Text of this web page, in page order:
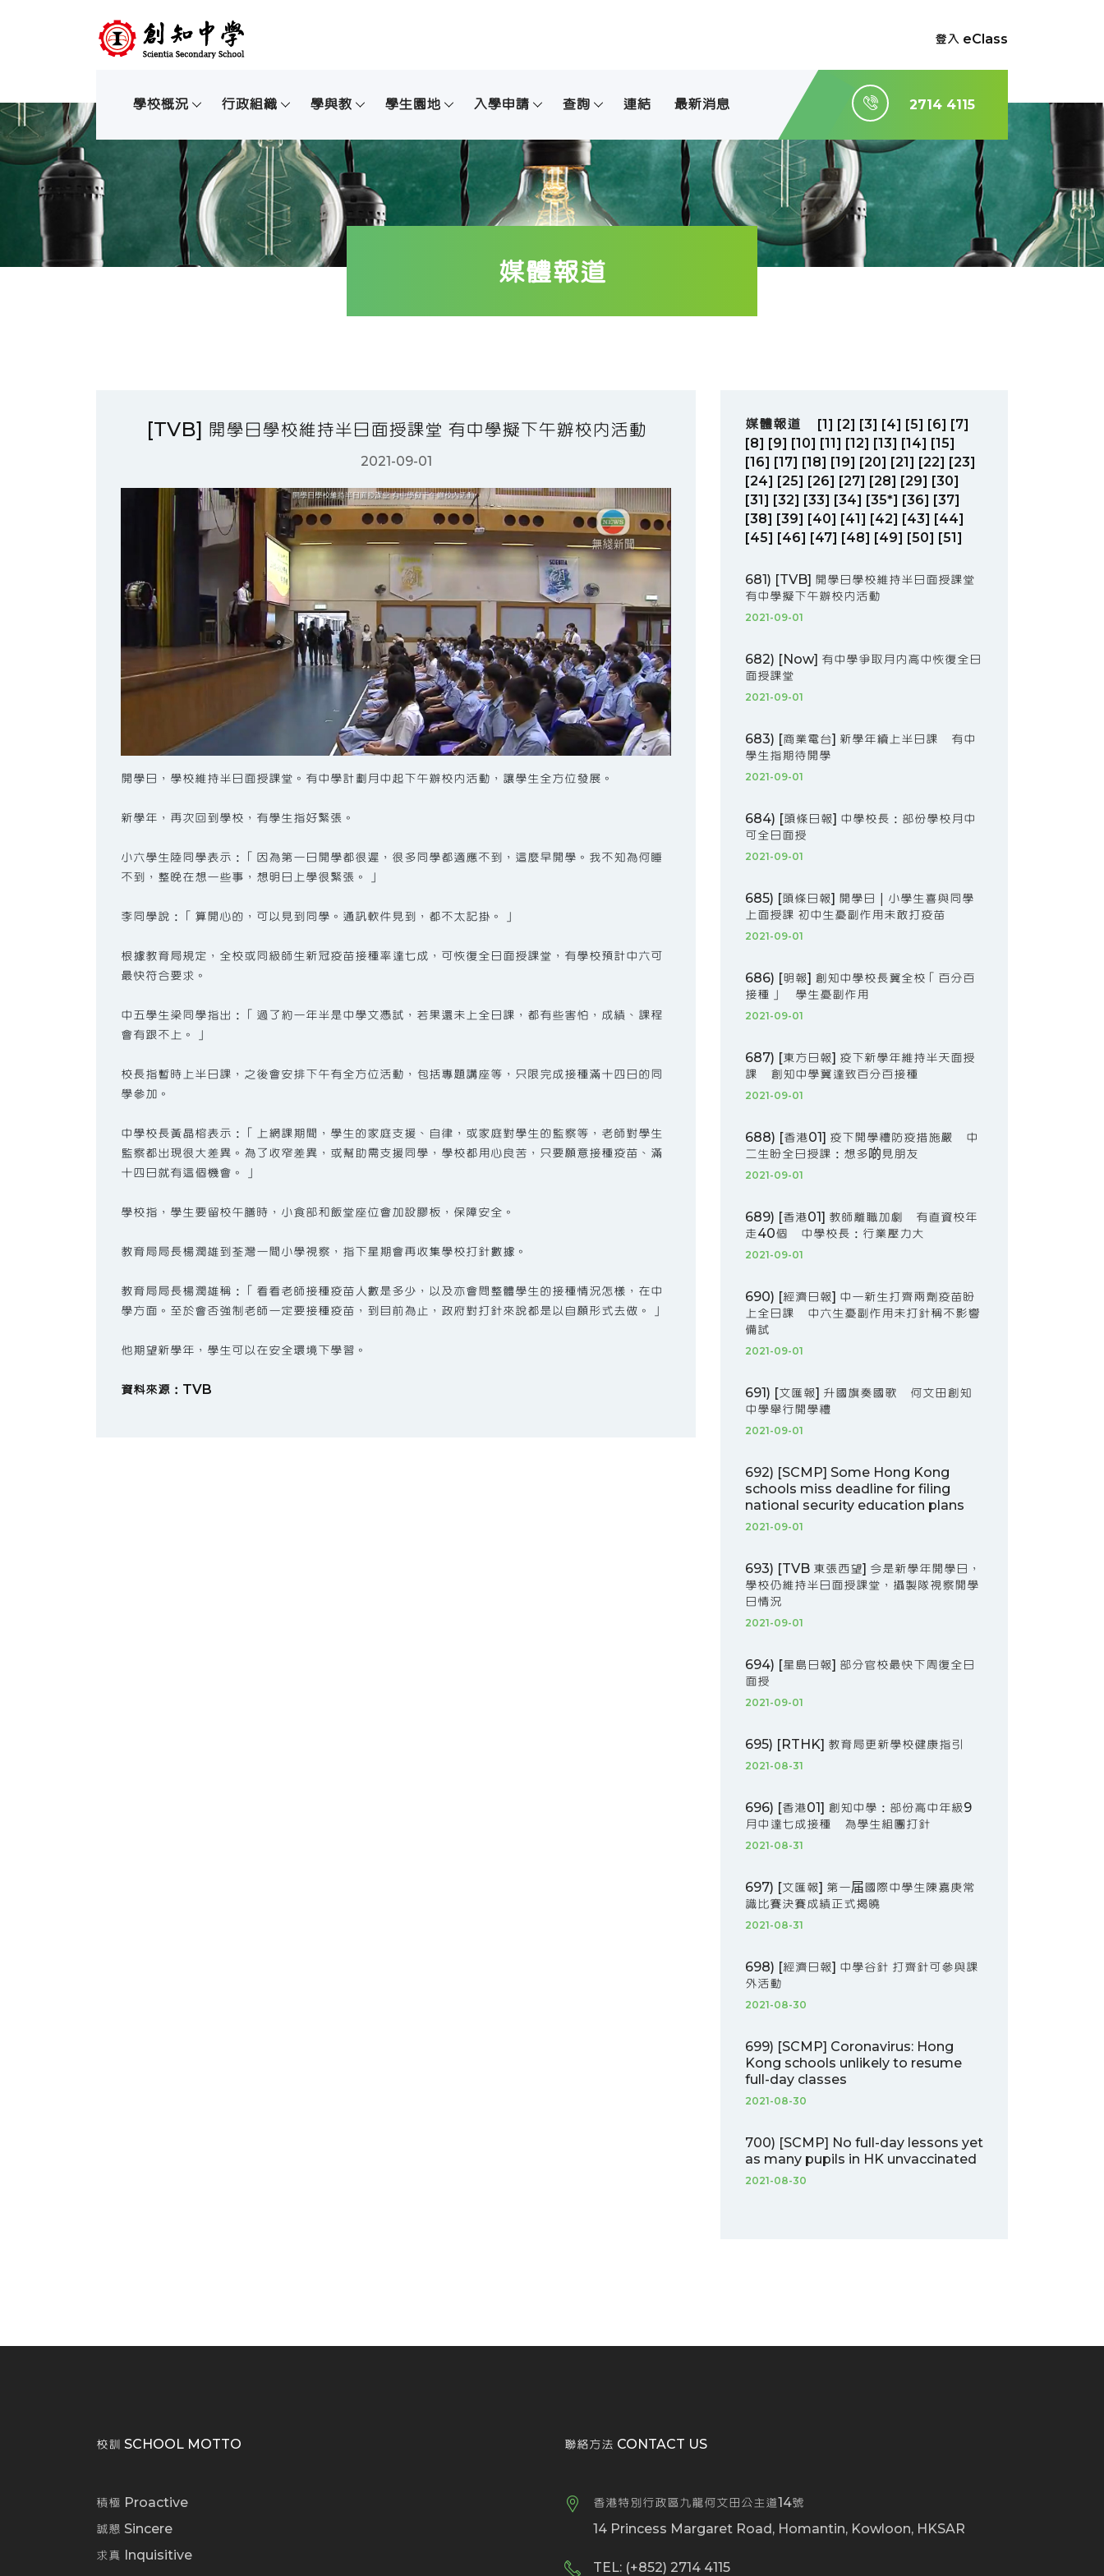
登入 eClass
學校概況 行政組織 學與教 學生園地 入學申請 查詢 連結 最新消息 2714 4115
媒體報道
[TVB] 開學日學校維持半日面授課堂 有中學擬下午辦校內活動
2021-09-01
開學日，學校維持半日面授課堂。有中學計劃月中起下午辦校內活動，讓學生全方位發展。
新學年，再次回到學校，有學生指好緊張。
小六學生陸同學表示：「因為第一日開學都很遲，很多同學都適應不到，這麼早開學。我不知為何睡
不到，整晚在想一些事，想明日上學很緊張。」
李同學說：「算開心的，可以見到同學。通訊軟件見到，都不太記掛。」
根據教育局規定，全校或同級師生新冠疫苗接種率達七成，可恢復全日面授課堂，有學校預計中六可
最快符合要求。
中五學生梁同學指出：「過了約一年半是中學文憑試，若果還未上全日課，都有些害怕，成績、課程
會有跟不上。」
校長指暫時上半日課，之後會安排下午有全方位活動，包括專題講座等，只限完成接種滿十四日的同
學參加。
中學校長黃晶榕表示：「上網課期間，學生的家庭支援、自律，或家庭對學生的監察等，老師對學生
監察都出現很大差異。為了收窄差異，或幫助需支援同學，學校都用心良苦，只要願意接種疫苗、滿
十四日就有這個機會。」
學校指，學生要留校午膳時，小食部和飯堂座位會加設膠板，保障安全。
教育局局長楊潤雄到荃灣一間小學視察，指下星期會再收集學校打針數據。
教育局局長楊潤雄稱：「看看老師接種疫苗人數是多少，以及亦會問整體學生的接種情況怎樣，在中
學方面。至於會否強制老師一定要接種疫苗，到目前為止，政府對打針來說都是以自願形式去做。」
他期望新學年，學生可以在安全環境下學習。
資料來源：TVB
媒體報道 [1] [2] [3] [4] [5] [6] [7]
[8] [9] [10] [11] [12] [13] [14] [15]
[16] [17] [18] [19] [20] [21] [22] [23]
[24] [25] [26] [27] [28] [29] [30]
[31] [32] [33] [34] [35*] [36] [37]
[38] [39] [40] [41] [42] [43] [44]
[45] [46] [47] [48] [49] [50] [51]
681) [TVB] 開學日學校維持半日面授課堂
有中學擬下午辦校內活動
2021-09-01
682) [Now] 有中學爭取月內高中恢復全日
面授課堂
2021-09-01
683) [商業電台] 新學年續上半日課 有中
學生指期待開學
2021-09-01
684) [頭條日報] 中學校長：部份學校月中
可全日面授
2021-09-01
685) [頭條日報] 開學日｜小學生喜與同學
上面授課 初中生憂副作用未敢打疫苗
2021-09-01
686) [明報] 創知中學校長冀全校「百分百
接種」 學生憂副作用
2021-09-01
687) [東方日報] 疫下新學年維持半天面授
課 創知中學冀達致百分百接種
2021-09-01
688) [香港01] 疫下開學禮防疫措施嚴 中
二生盼全日授課：想多啲見朋友
2021-09-01
689) [香港01] 教師離職加劇 有直資校年
走40個 中學校長：行業壓力大
2021-09-01
690) [經濟日報] 中一新生打齊兩劑疫苗盼
上全日課 中六生憂副作用未打針稱不影響
備試
2021-09-01
691) [文匯報] 升國旗奏國歌 何文田創知
中學舉行開學禮
2021-09-01
692) [SCMP] Some Hong Kong
schools miss deadline for filing
national security education plans
2021-09-01
693) [TVB 東張西望] 今是新學年開學日，
學校仍維持半日面授課堂，攝製隊視察開學
日情況
2021-09-01
694) [星島日報] 部分官校最快下周復全日
面授
2021-09-01
695) [RTHK] 教育局更新學校健康指引
2021-08-31
696) [香港01] 創知中學：部份高中年級9
月中達七成接種 為學生組團打針
2021-08-31
697) [文匯報] 第一届國際中學生陳嘉庚常
識比賽決賽成績正式揭曉
2021-08-31
698) [經濟日報] 中學谷針 打齊針可參與課
外活動
2021-08-30
699) [SCMP] Coronavirus: Hong
Kong schools unlikely to resume
full-day classes
2021-08-30
700) [SCMP] No full-day lessons yet
as many pupils in HK unvaccinated
2021-08-30
校訓 SCHOOL MOTTO
積極 Proactive
誠懇 Sincere
求真 Inquisitive
聯絡方法 CONTACT US
香港特別行政區九龍何文田公主道14號
14 Princess Margaret Road, Homantin, Kowloon, HKSAR
TEL: (+852) 2714 4115